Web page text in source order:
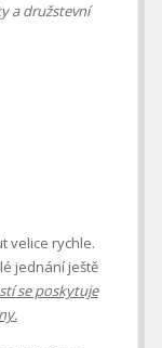
a družstevní
velice rychle.
jednání ještě
se poskytuje